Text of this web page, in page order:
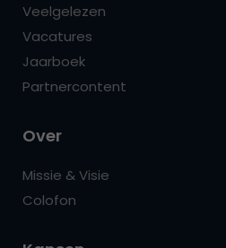
Veelgelezen
Vacatures
Jaarboek
Partnercontent
Over
Missie & Visie
Colofon